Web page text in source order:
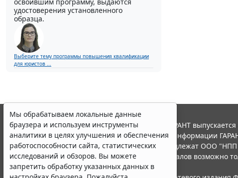
удостоверения установленного
образца.
Выберите тему программы повышения квалификации
для юристов ...
Мы обрабатываем локальные данные
браузера и используем инструменты
аналитики в целях улучшения и обеспечения
работоспособности сайта, статистических
исследований и обзоров. Вы можете
запретить обработку указанных данных в
© ООО "НПП "ГАРАНТ-СЕРВИС", 2026. Система ГАРАНТ
участниками Российской ассоциации правовой информации
Все права на материалы сайта ГАРАНТ.РУ принадлежат ООО
Полное или частичное воспроизведение материалов возможно
Правила использования портала.